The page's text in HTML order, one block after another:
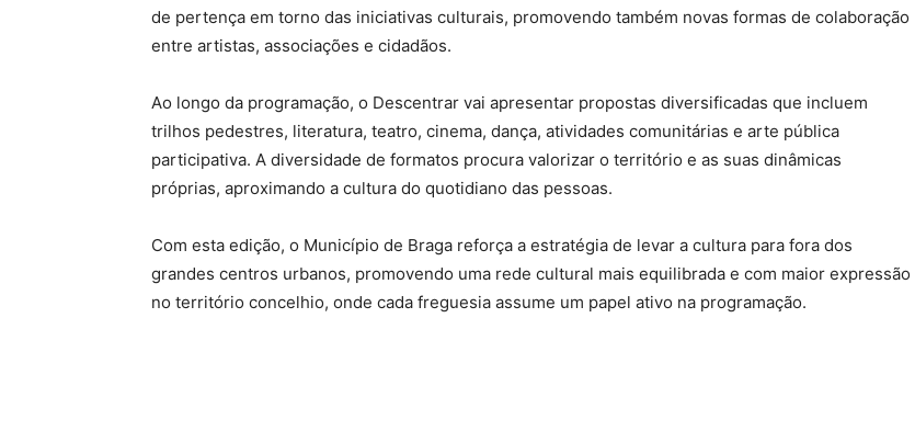
de pertença em torno das iniciativas culturais, promovendo também novas formas de colaboração
entre artistas, associações e cidadãos.
Ao longo da programação, o Descentrar vai apresentar propostas diversificadas que incluem
trilhos pedestres, literatura, teatro, cinema, dança, atividades comunitárias e arte pública
participativa. A diversidade de formatos procura valorizar o território e as suas dinâmicas
próprias, aproximando a cultura do quotidiano das pessoas.
Com esta edição, o Município de Braga reforça a estratégia de levar a cultura para fora dos
grandes centros urbanos, promovendo uma rede cultural mais equilibrada e com maior expressão
no território concelhio, onde cada freguesia assume um papel ativo na programação.